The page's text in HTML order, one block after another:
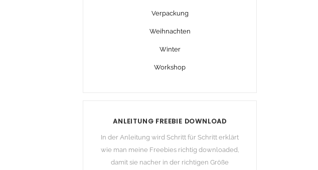
Verpackung
Weihnachten
Winter
Workshop
ANLEITUNG FREEBIE DOWNLOAD
In der Anleitung wird Schritt für Schritt erklärt
wie man meine Freebies richtig downloaded,
damit sie nacher in der richtigen Größe